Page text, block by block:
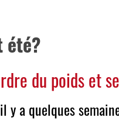
été?
du poids et
a quelques